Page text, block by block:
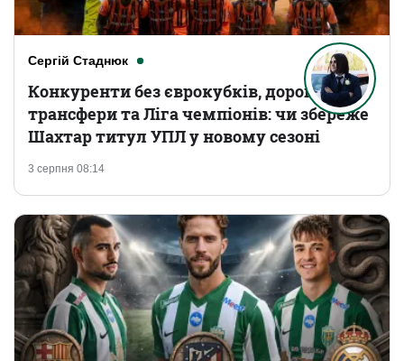
Сергій Стаднюк
3 серпня 08:14
Конкуренти без єврокубків, дорогі
трансфери та Ліга чемпіонів: чи збереже
Шахтар титул УПЛ у новому сезоні